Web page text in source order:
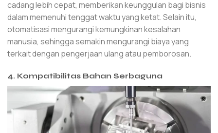
cadang lebih cepat, memberikan keunggulan bagi bisnis
dalam memenuhi tenggat waktu yang ketat. Selain itu,
otomatisasi mengurangi kemungkinan kesalahan
manusia, sehingga semakin mengurangi biaya yang
terkait dengan pengerjaan ulang atau pemborosan.
4. Kompatibilitas Bahan Serbaguna